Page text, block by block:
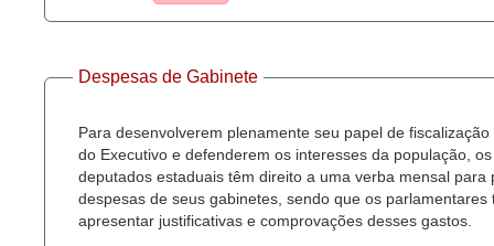
Agenda
Perguntas frequentes
Despesas de Gabinete
Para desenvolverem plenamente seu papel de fiscalização
do Executivo e defenderem os interesses da população, os
deputados estaduais têm direito a uma verba mensal para
despesas de seus gabinetes, sendo que os parlamentares
apresentar justificativas e comprovações desses gastos.